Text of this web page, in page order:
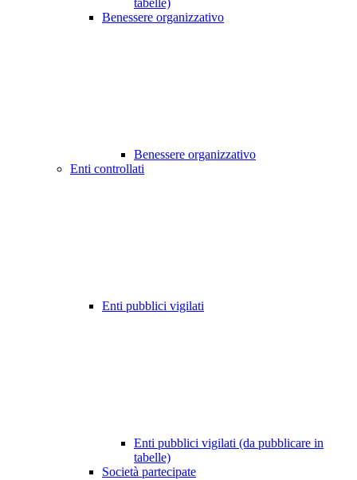
tabelle)
Benessere organizzativo
Benessere organizzativo
Enti controllati
Enti pubblici vigilati
Enti pubblici vigilati (da pubblicare in
tabelle)
Società partecipate